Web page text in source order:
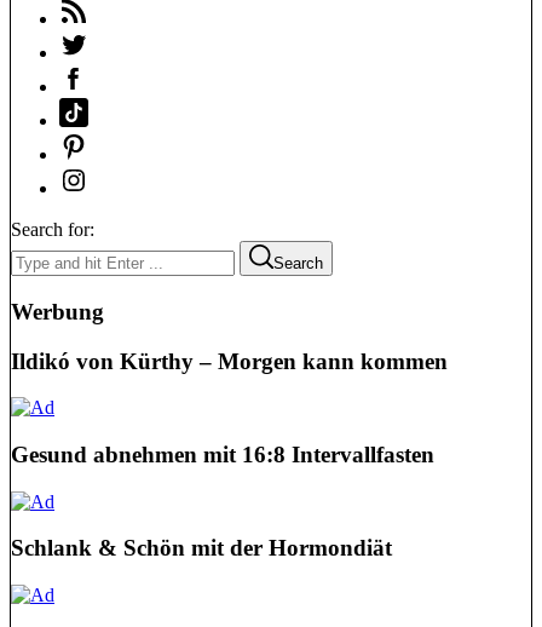
Search for:
Search
Werbung
Ildikó von Kürthy – Morgen kann kommen
Gesund abnehmen mit 16:8 Intervallfasten
Schlank & Schön mit der Hormondiät